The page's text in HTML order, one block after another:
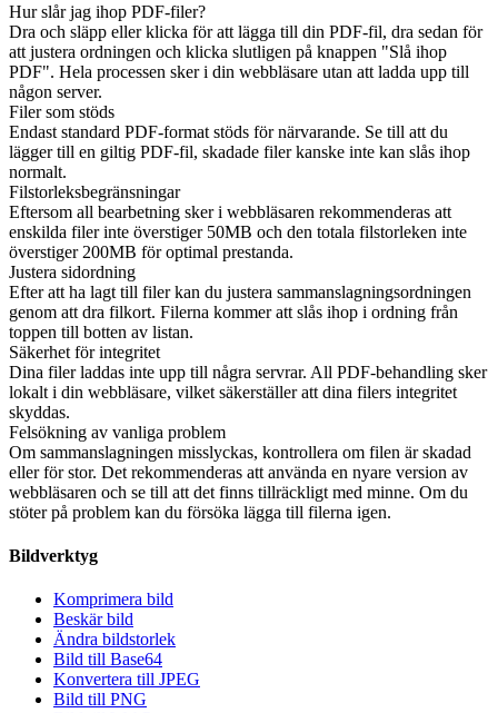
Hur slår jag ihop PDF-filer?
Dra och släpp eller klicka för att lägga till din PDF-fil, dra sedan för
att justera ordningen och klicka slutligen på knappen "Slå ihop
PDF". Hela processen sker i din webbläsare utan att ladda upp till
någon server.
Filer som stöds
Endast standard PDF-format stöds för närvarande. Se till att du
lägger till en giltig PDF-fil, skadade filer kanske inte kan slås ihop
normalt.
Filstorleksbegränsningar
Eftersom all bearbetning sker i webbläsaren rekommenderas att
enskilda filer inte överstiger 50MB och den totala filstorleken inte
överstiger 200MB för optimal prestanda.
Justera sidordning
Efter att ha lagt till filer kan du justera sammanslagningsordningen
genom att dra filkort. Filerna kommer att slås ihop i ordning från
toppen till botten av listan.
Säkerhet för integritet
Dina filer laddas inte upp till några servrar. All PDF-behandling sker
lokalt i din webbläsare, vilket säkerställer att dina filers integritet
skyddas.
Felsökning av vanliga problem
Om sammanslagningen misslyckas, kontrollera om filen är skadad
eller för stor. Det rekommenderas att använda en nyare version av
webbläsaren och se till att det finns tillräckligt med minne. Om du
stöter på problem kan du försöka lägga till filerna igen.
Bildverktyg
Komprimera bild
Beskär bild
Ändra bildstorlek
Bild till Base64
Konvertera till JPEG
Bild till PNG